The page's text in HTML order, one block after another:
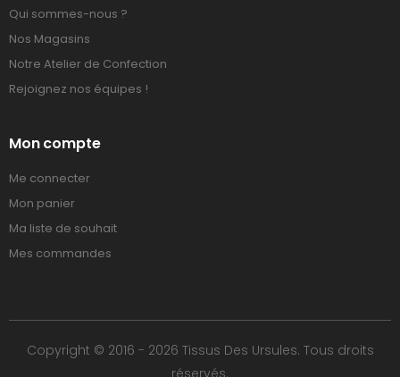
Qui sommes-nous ?
Nos Magasins
Notre Atelier de Confection
Rejoignez nos équipes !
Mon compte
Me connecter
Mon panier
Ma liste de souhait
Mes commandes
Copyright © 2016 - 2026 Tissus Des Ursules. Tous droits
réservés.